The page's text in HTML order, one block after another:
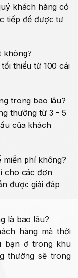
khách hàng có
tiếp để được tư
không?
thiểu từ 100 cái
trong bao lâu?
thường từ 3 - 5
của khách
miễn phí không?
cho các đơn
được giải đáp
là bao lâu?
hàng mà thời
bạn ở trong khu
thường sẽ trong